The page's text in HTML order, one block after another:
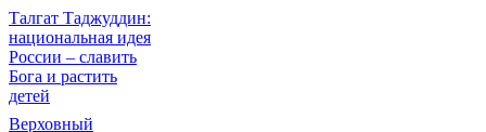
Талгат Таджуддин:
национальная идея
России – славить
Бога и растить
детей
Верховный